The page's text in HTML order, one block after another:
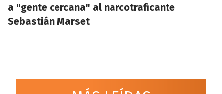
a "gente cercana" al narcotraficante
Sebastián Marset